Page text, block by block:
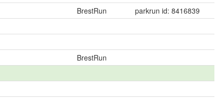
BrestRun
parkrun id: 8416839
BrestRun